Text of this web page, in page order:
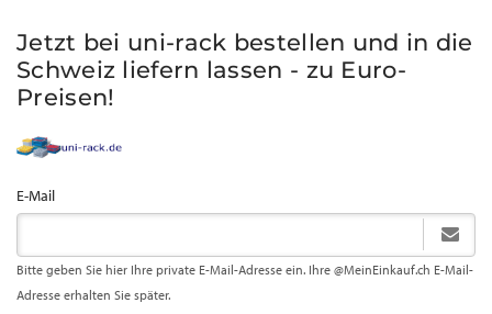
Jetzt bei uni-rack bestellen und in die
Schweiz liefern lassen - zu Euro-
Preisen!
E-Mail
Bitte geben Sie hier Ihre private E-Mail-Adresse ein. Ihre @MeinEinkauf.ch E-Mail-
Adresse erhalten Sie später.